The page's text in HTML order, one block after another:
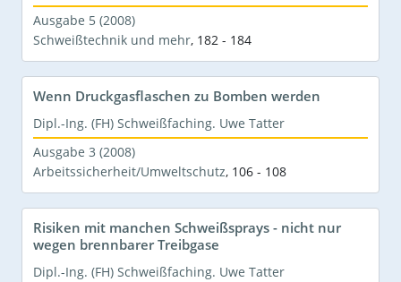
Ausgabe 5 (2008)
Schweißtechnik und mehr, 182 - 184
Wenn Druckgasflaschen zu Bomben werden
Dipl.-Ing. (FH) Schweißfaching. Uwe Tatter
Ausgabe 3 (2008)
Arbeitssicherheit/Umweltschutz, 106 - 108
Risiken mit manchen Schweißsprays - nicht nur
wegen brennbarer Treibgase
Dipl.-Ing. (FH) Schweißfaching. Uwe Tatter